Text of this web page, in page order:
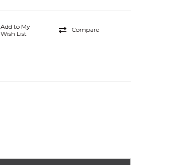
Add to My
Wish List
Compare